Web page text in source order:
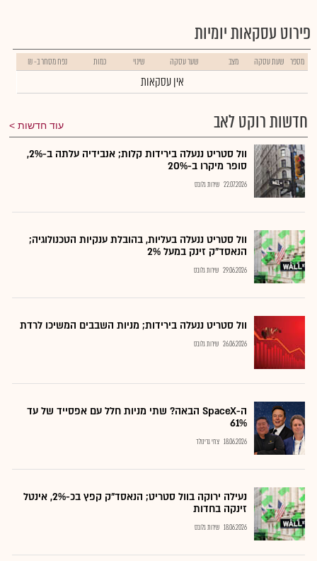
פירוט עסקאות יומיות
מספר שעת עסקה מצב שער עסקה שינוי כמות נפח מסחר ב- ₪
אין עסקאות
חדשות רוקט לאב עוד חדשות
וול סטריט ננעלה בירידות קלות; אנבידיה עלתה ב-2%,
סופר מיקרו ב-20%
22.07.2026 שירות גלובס
וול סטריט ננעלה בעליות, בהובלת ענקיות הטכנולוגיה;
הנאסד"ק זינק במעל 2%
29.06.2026 שירות גלובס
וול סטריט ננעלה בירידות; מניות השבבים המשיכו לרדת
26.06.2026 שירות גלובס
ה-SpaceX הבאה? שתי מניות חלל עם אפסייד של עד
61%
18.06.2026 צחי גרינולד
נעילה ירוקה בוול סטריט; הנאסד"ק קפץ בכ-2%, אינטל
זינקה בחדות
18.06.2026 שירות גלובס